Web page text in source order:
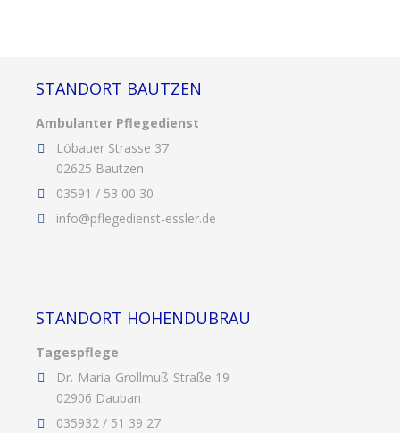
STANDORT BAUTZEN
Ambulanter Pflegedienst
Löbauer Strasse 37
02625 Bautzen
03591 / 53 00 30
info@pflegedienst-essler.de
STANDORT HOHENDUBRAU
Tagespflege
Dr.-Maria-Grollmuß-Straße 19
02906 Dauban
035932 / 51 39 27